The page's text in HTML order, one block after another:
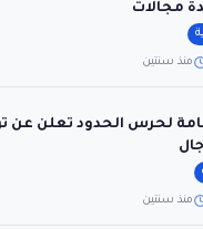
مجالات
منذ سنتين
لحرس الحدود تعلن عن
منذ سنتين